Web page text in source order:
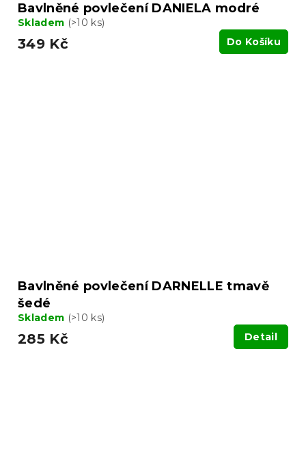
Bavlněné povlečení DANIELA modré
Skladem (>10 ks)
349 Kč Do Košíku
Bavlněné povlečení DARNELLE tmavě
šedé
Skladem (>10 ks)
285 Kč Detail